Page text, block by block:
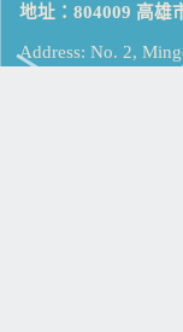
地址：804009 高雄
Address: No. 2,
Taiwan (R.O.C.)